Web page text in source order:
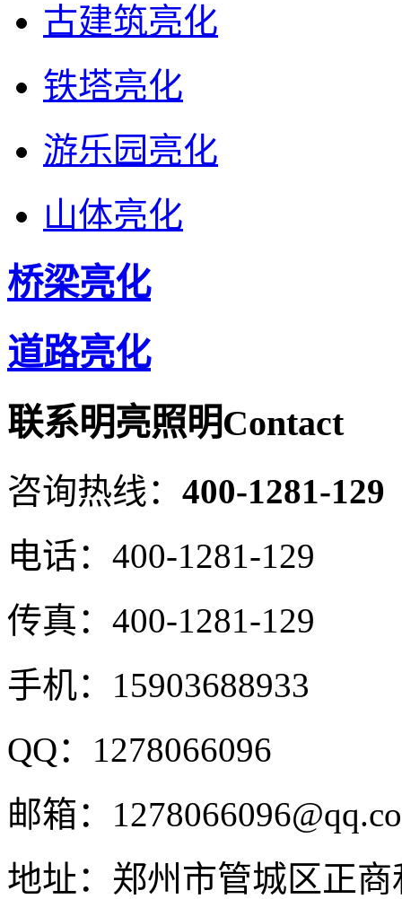
古建筑亮化
铁塔亮化
游乐园亮化
山体亮化
桥梁亮化
道路亮化
联系明亮照明Contact
咨询热线： 400-1281-129
电话： 400-1281-129
传真： 400-1281-129
手机： 15903688933
QQ： 1278066096
邮箱：
地址： 郑州市管城区正